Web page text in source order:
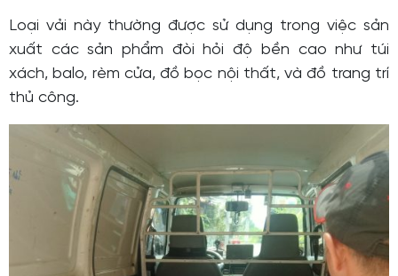
Loại vải này thường được sử dụng trong việc sản
xuất các sản phẩm đòi hỏi độ bền cao như túi
xách, balo, rèm cửa, đồ bọc nội thất, và đồ trang trí
thủ công.